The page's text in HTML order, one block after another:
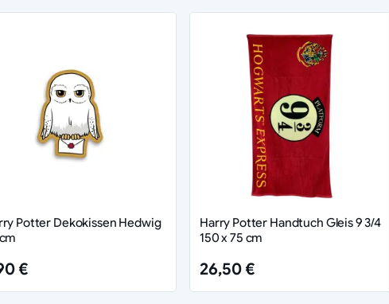
Potter Dekokissen Hedwig
€
Harry Potter Handtuch Gleis 9 3/4
150 x 75 cm
26,50 €